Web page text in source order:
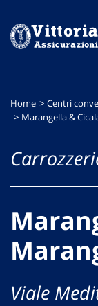
menu
contenuto
footer
Home
Centri
Marangella &
Viale